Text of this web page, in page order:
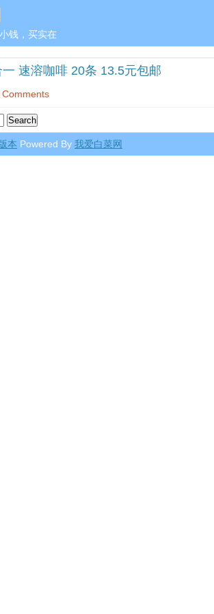
钱，买实在
速溶咖啡 20条 13.5元包邮
Comments
本 Powered By 我爱白菜网